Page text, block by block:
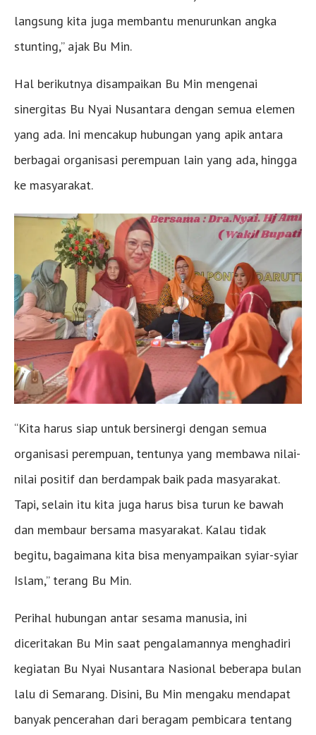
langsung kita juga membantu menurunkan angka
stunting,” ajak Bu Min.
Hal berikutnya disampaikan Bu Min mengenai
sinergitas Bu Nyai Nusantara dengan semua elemen
yang ada. Ini mencakup hubungan yang apik antara
berbagai organisasi perempuan lain yang ada, hingga
ke masyarakat.
“Kita harus siap untuk bersinergi dengan semua
organisasi perempuan, tentunya yang membawa nilai-
nilai positif dan berdampak baik pada masyarakat.
Tapi, selain itu kita juga harus bisa turun ke bawah
dan membaur bersama masyarakat. Kalau tidak
begitu, bagaimana kita bisa menyampaikan syiar-syiar
Islam,” terang Bu Min.
Perihal hubungan antar sesama manusia, ini
diceritakan Bu Min saat pengalamannya menghadiri
kegiatan Bu Nyai Nusantara Nasional beberapa bulan
lalu di Semarang. Disini, Bu Min mengaku mendapat
banyak pencerahan dari beragam pembicara tentang